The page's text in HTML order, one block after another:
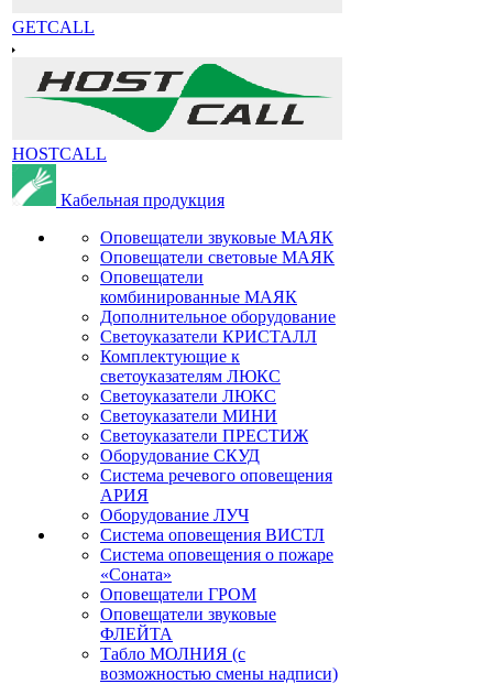
GETCALL
HOSTCALL
Кабельная продукция
Оповещатели звуковые МАЯК
Оповещатели световые МАЯК
Оповещатели
комбинированные МАЯК
Дополнительное оборудование
Светоуказатели КРИСТАЛЛ
Комплектующие к
светоуказателям ЛЮКС
Светоуказатели ЛЮКС
Светоуказатели МИНИ
Светоуказатели ПРЕСТИЖ
Оборудование СКУД
Система речевого оповещения
АРИЯ
Оборудование ЛУЧ
Система оповещения ВИСТЛ
Система оповещения о пожаре
«Соната»
Оповещатели ГРОМ
Оповещатели звуковые
ФЛЕЙТА
Табло МОЛНИЯ (с
возможностью смены надписи)